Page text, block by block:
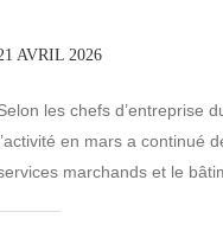
AVRIL 2026
les chefs d’entreprise
en mars a continué
marchands et le